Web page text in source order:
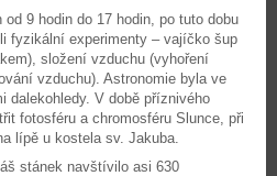
9 hodin do 17 hodin, po tuto dobu
fyzikální experimenty – vajíčko šup
složení vzduchu (vyhoření
vzduchu). Astronomie byla ve
dalekohledy. V době příznivého
fotosféru a chromosféru Slunce, při
lípě u kostela sv. Jakuba.
stánek navštívilo asi 630